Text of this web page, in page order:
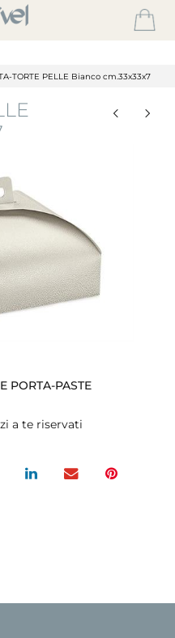
TORTE PELLE Bianco cm.33x33x7
PORTA-PASTE
a te riservati